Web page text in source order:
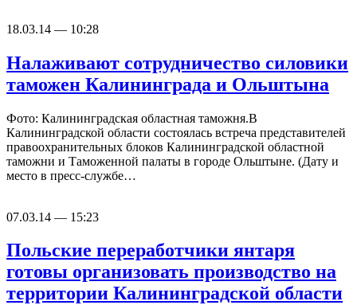
18.03.14 — 10:28
Налаживают сотрудничество силовики
таможен Калининграда и Ольштына
Фото: Калининградская областная таможня.В
Калининградской области состоялась встреча представителей
правоохранительных блоков Калининградской областной
таможни и Таможенной палаты в городе Ольштыне. (Дату и
место в пресс-службе…
07.03.14 — 15:23
Польские переработчики янтаря
готовы организовать производство на
территории Калининградской области